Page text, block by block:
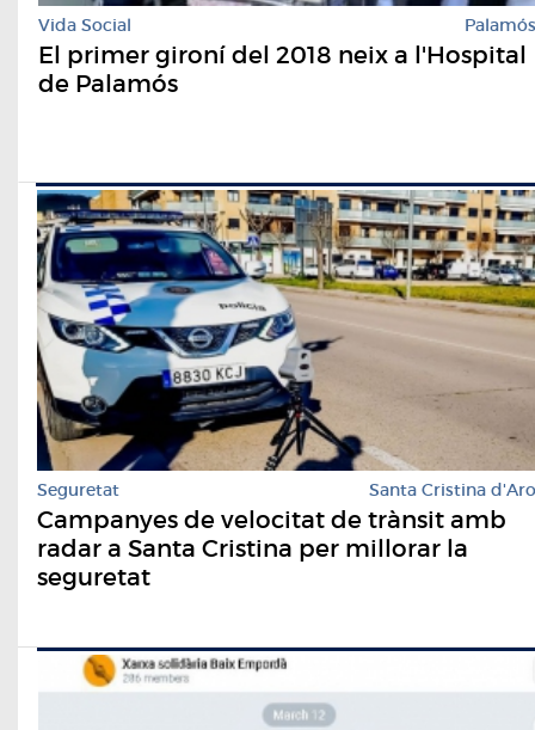
Vida Social Palamós
El primer gironí del 2018 neix a l'Hospital
de Palamós
Seguretat Santa Cristina d'Aro
Campanyes de velocitat de trànsit amb
radar a Santa Cristina per millorar la
seguretat